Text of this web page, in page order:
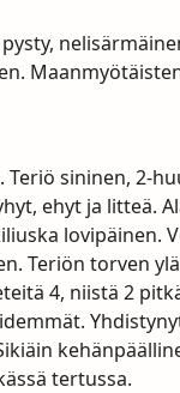
pysty,
sininen, 2-
ehyt ja litteä.
lovipäinen.
Teriön torven
4, niistä 2
tertussa.